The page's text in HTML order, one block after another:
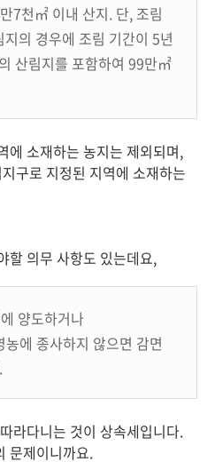
7천㎡ 이내 산지. 단, 조림
의 경우에 조림 기간이 5년
산림지를 포함하여 99만㎡
에 소재하는 농지는 제외되며,
구로 지정된 지역에 소재하는
할 의무 사항도 있는데요,
양도하거나
에 종사하지 않으면 감면
라다니는 것이 상속세입니다.
문제이니까요.